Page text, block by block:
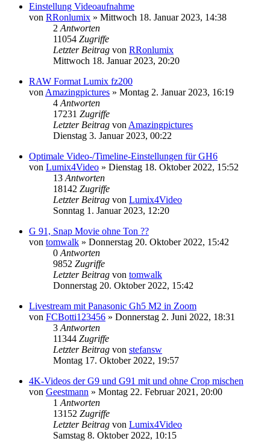
Einstellung Videoaufnahme
von RRonlumix » Mittwoch 18. Januar 2023, 14:38
2 Antworten
11054 Zugriffe
Letzter Beitrag von RRonlumix
Mittwoch 18. Januar 2023, 20:20
RAW Format Lumix fz200
von Amazingpictures » Montag 2. Januar 2023, 16:19
4 Antworten
17231 Zugriffe
Letzter Beitrag von Amazingpictures
Dienstag 3. Januar 2023, 00:22
Optimale Video-/Timeline-Einstellungen für GH6
von Lumix4Video » Dienstag 18. Oktober 2022, 15:52
13 Antworten
18142 Zugriffe
Letzter Beitrag von Lumix4Video
Sonntag 1. Januar 2023, 12:20
G 91, Snap Movie ohne Ton ??
von tomwalk » Donnerstag 20. Oktober 2022, 15:42
0 Antworten
9852 Zugriffe
Letzter Beitrag von tomwalk
Donnerstag 20. Oktober 2022, 15:42
Livestream mit Panasonic Gh5 M2 in Zoom
von FCBotti123456 » Donnerstag 2. Juni 2022, 18:31
3 Antworten
11344 Zugriffe
Letzter Beitrag von stefansw
Montag 17. Oktober 2022, 19:57
4K-Videos der G9 und G91 mit und ohne Crop mischen
von Geestmann » Montag 22. Februar 2021, 20:00
1 Antworten
13152 Zugriffe
Letzter Beitrag von Lumix4Video
Samstag 8. Oktober 2022, 10:15